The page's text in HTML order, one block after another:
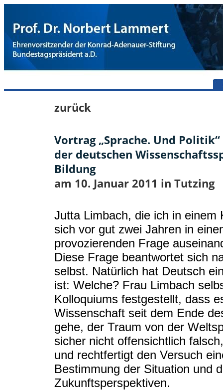
zurück
Vortrag „Sprache. Und
der deutschen
Bildung
am 10. Januar 2011 in Tutzing
Jutta Limbach, die ich in
sich vor gut zwei Jahren in
provozierenden Frage
Diese Frage beantwortet sich
selbst. Natürlich hat Deutsch
ist: Welche? Frau Limbach
Kolloquiums festgestellt, dass
Wissenschaft seit dem Ende
gehe, der Traum von der
sicher nicht offensichtlich
und rechtfertigt den Versuch
Bestimmung der Situation und
Zukunftsperspektiven.